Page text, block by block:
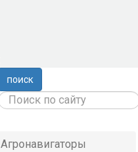
поиск
Агронавигаторы